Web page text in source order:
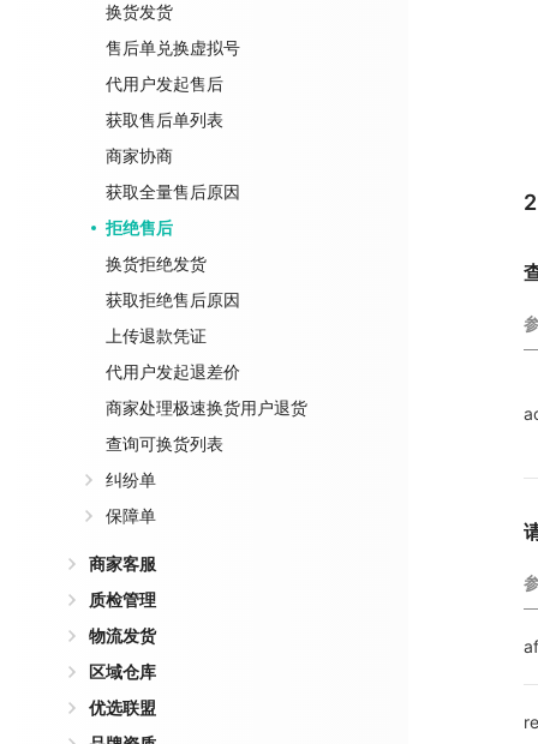
换货发货
售后单兑换虚拟号
代用户发起售后
获取售后单列表
商家协商
获取全量售后原因
拒绝售后
换货拒绝发货
获取拒绝售后原因
上传退款凭证
代用户发起退差价
商家处理极速换货用户退货
查询可换货列表
纠纷单
保障单
商家客服
质检管理
物流发货
区域仓库
优选联盟